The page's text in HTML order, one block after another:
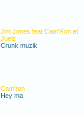
Jim Jones feat Cam'Ron et
Juelz
Crunk muzik
Cam'ron
Hey ma